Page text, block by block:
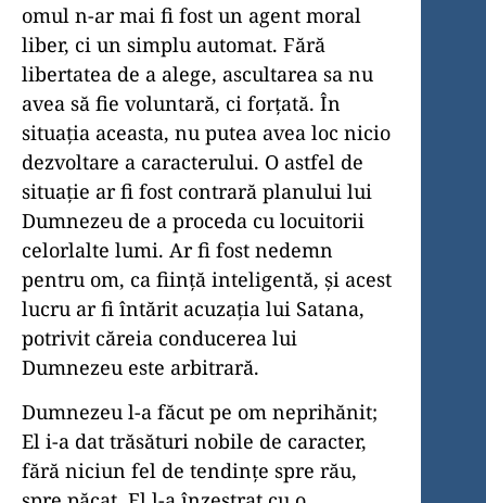
omul n-ar mai fi fost un agent moral
liber, ci un simplu automat. Fără
libertatea de a alege, ascultarea sa nu
avea să fie voluntară, ci forțată. În
situația aceasta, nu putea avea loc nicio
dezvoltare a caracterului. O astfel de
situație ar fi fost contrară planului lui
Dumnezeu de a proceda cu locuitorii
celorlalte lumi. Ar fi fost nedemn
pentru om, ca ființă inteligentă, și acest
lucru ar fi întărit acuzația lui Satana,
potrivit căreia conducerea lui
Dumnezeu este arbitrară.
Dumnezeu l-a făcut pe om neprihănit;
El i-a dat trăsături nobile de caracter,
fără niciun fel de tendințe spre rău,